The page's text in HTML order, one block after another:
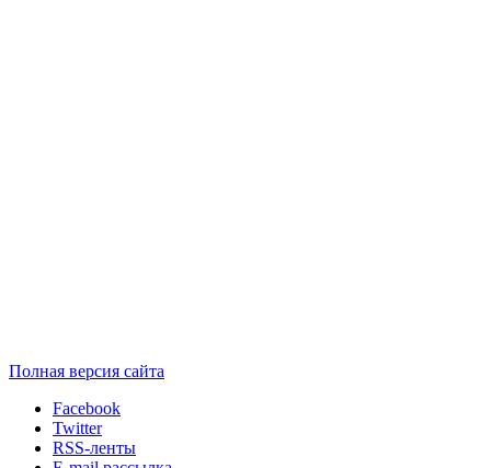
Полная версия сайта
Facebook
Twitter
RSS-ленты